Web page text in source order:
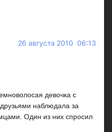
26 августа 2010 06:13
девочка с
наблюдала за
Один из них спросил